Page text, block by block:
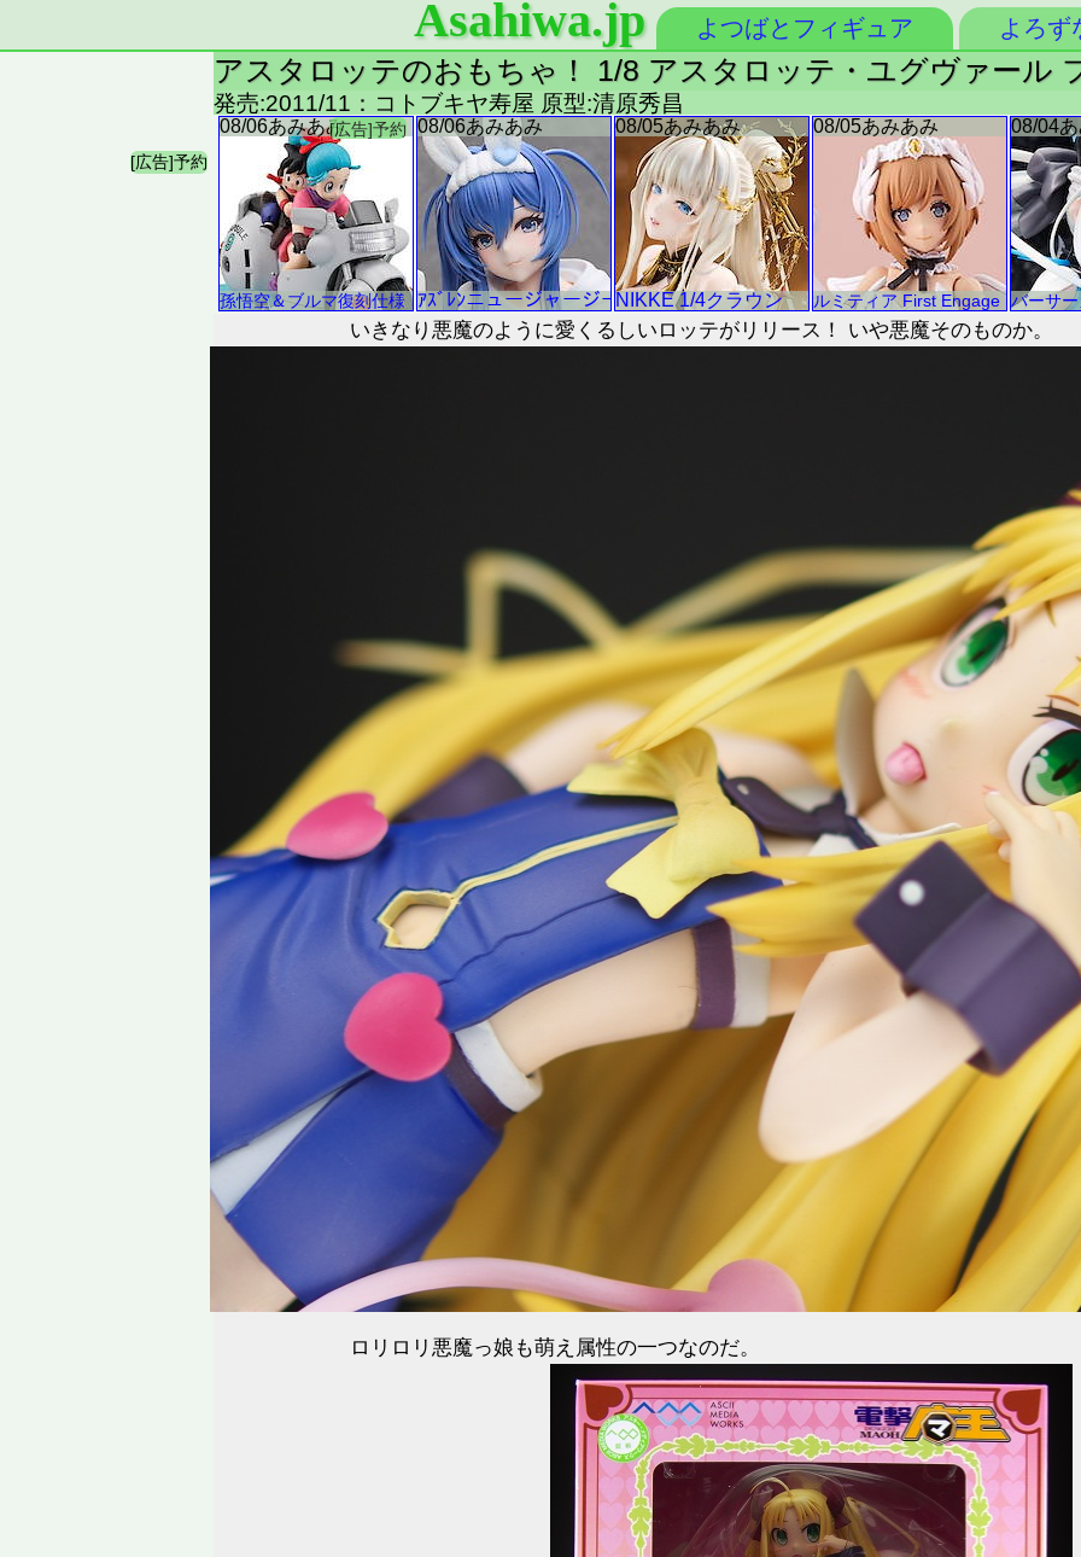
Asahiwa.jp よつばとフィギュア よろず
アスタロッテのおもちゃ！ 1/8 アスタロッテ・ユグヴァール
発売:2011/11：コトブキヤ寿屋 原型:清原秀昌
いきなり悪魔のように愛くるしいロッテがリリース！ いや悪魔そのものか。
ロリロリ悪魔っ娘も萌え属性の一つなのだ。